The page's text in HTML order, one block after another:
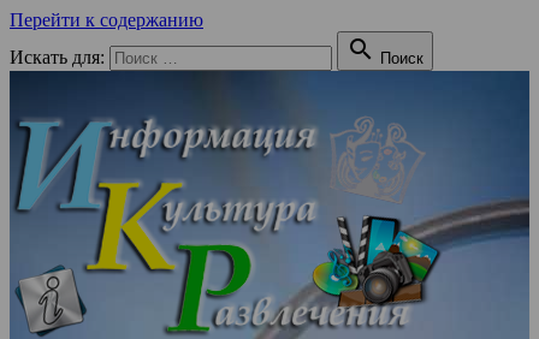
Перейти к содержанию
Искать для:
 Поиск